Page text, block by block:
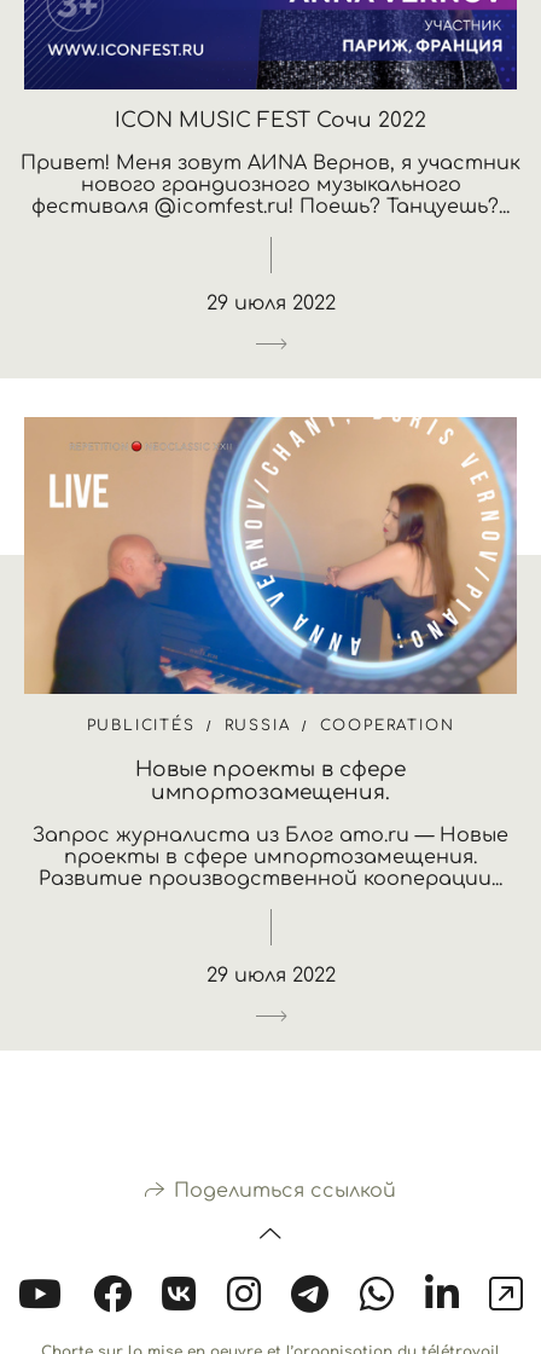
ICON MUSIC FEST Сочи 2022
Привет! Меня зовут АИNA Вернов, я участник
нового грандиозного музыкального
фестиваля @icomfest.ru! Поешь? Танцуешь?...
29 июля 2022
PUBLICITÉS RUSSIA COOPERATION
Новые проекты в сфере
импортозамещения.
Запрос журналиста из Блог amo.ru — Новые
проекты в сфере импортозамещения.
Развитие производственной кооперации...
29 июля 2022
Поделиться ссылкой